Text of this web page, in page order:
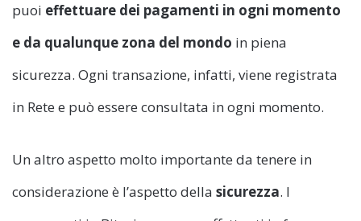
puoi effettuare dei pagamenti in ogni momento
e da qualunque zona del mondo in piena
sicurezza. Ogni transazione, infatti, viene registrata
in Rete e può essere consultata in ogni momento.
Un altro aspetto molto importante da tenere in
considerazione è l’aspetto della sicurezza. I